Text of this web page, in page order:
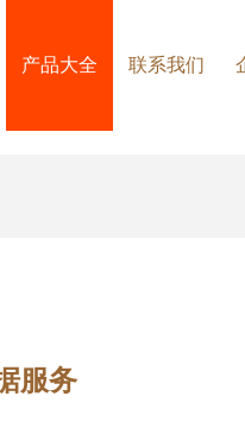
产品大全 联系我们
服务